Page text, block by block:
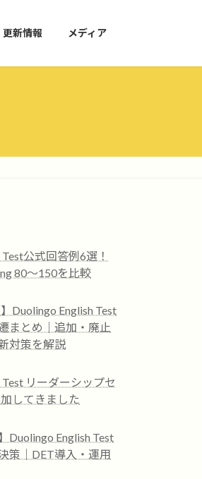
更新情報 メディア
公式回答例6選！
80〜150を比較
Duolingo English Test
まとめ｜追加・廃止
対策を解説
リーダーシップセ
してきました
Duolingo English Test
策｜DET導入・運用